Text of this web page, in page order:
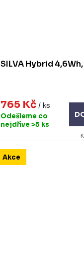
SILVA Hybrid
765 Kč / ks
Odešleme co
nejdříve >5 ks
Akce